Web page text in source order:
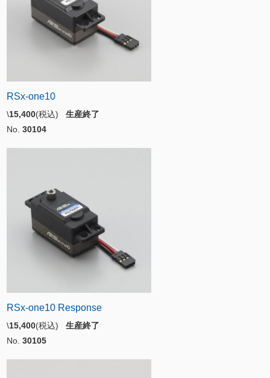
RSx-one10
\15,400(税込) 生産終了
No. 30104
RSx-one10 Response
\15,400(税込) 生産終了
No. 30105